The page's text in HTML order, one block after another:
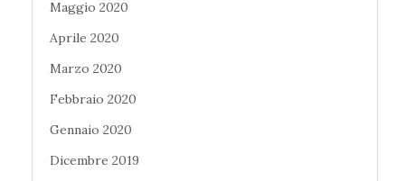
Maggio 2020
Aprile 2020
Marzo 2020
Febbraio 2020
Gennaio 2020
Dicembre 2019